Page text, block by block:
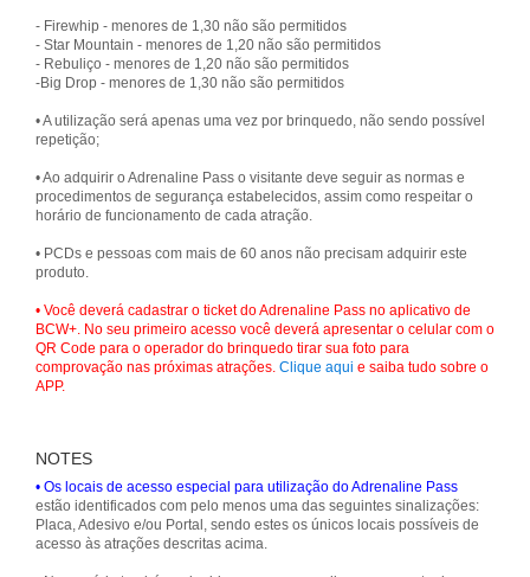
- Firewhip - menores de 1,30 não são permitidos
- Star Mountain - menores de 1,20 não são permitidos
- Rebuliço - menores de 1,20 não são permitidos
-Big Drop - menores de 1,30 não são permitidos
• A utilização será apenas uma vez por brinquedo, não sendo possível
repetição;
• Ao adquirir o Adrenaline Pass o visitante deve seguir as normas e
procedimentos de segurança estabelecidos, assim como respeitar o
horário de funcionamento de cada atração.
• PCDs e pessoas com mais de 60 anos não precisam adquirir este
produto.
• Você deverá cadastrar o ticket do Adrenaline Pass no aplicativo de
BCW+. No seu primeiro acesso você deverá apresentar o celular com o
QR Code para o operador do brinquedo tirar sua foto para
comprovação nas próximas atrações. Clique aqui e saiba tudo sobre o
APP.
NOTES
• Os locais de acesso especial para utilização do Adrenaline Pass
estão identificados com pelo menos uma das seguintes sinalizações:
Placa, Adesivo e/ou Portal, sendo estes os únicos locais possíveis de
acesso às atrações descritas acima.